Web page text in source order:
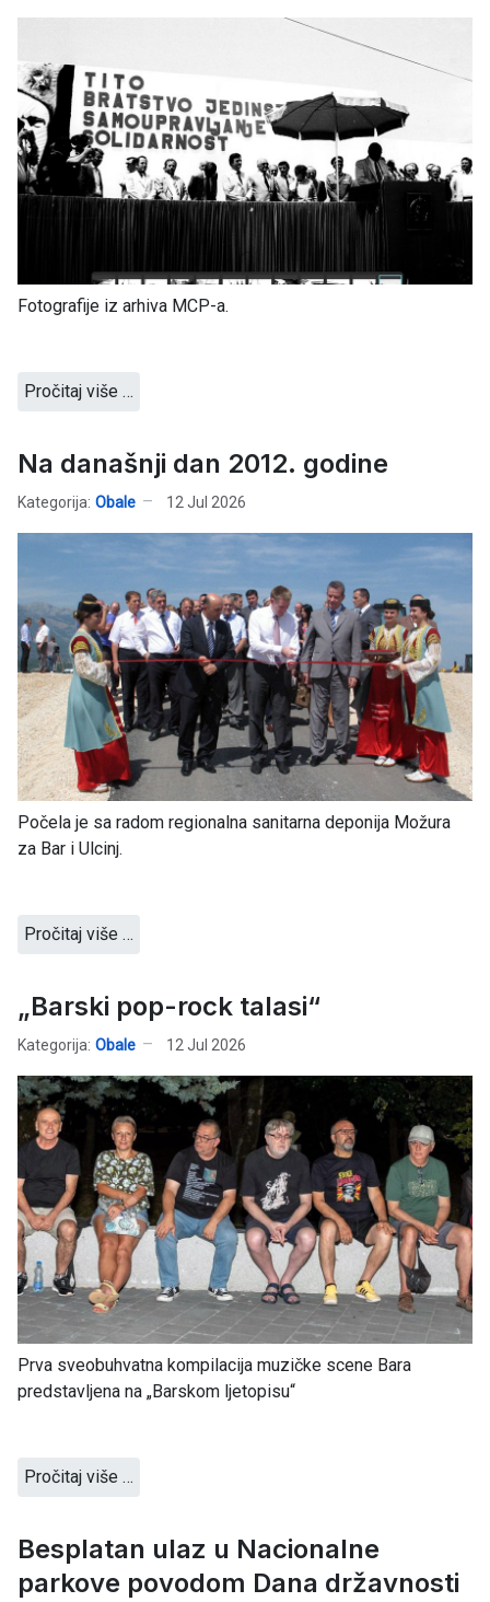
Fotografije iz arhiva MCP-a.
Pročitaj više …
Na današnji dan 2012. godine
Kategorija: Obale 12 Jul 2026
Počela je sa radom regionalna sanitarna deponija Možura
za Bar i Ulcinj.
Pročitaj više …
„Barski pop-rock talasi“
Kategorija: Obale 12 Jul 2026
Prva sveobuhvatna kompilacija muzičke scene Bara
predstavljena na „Barskom ljetopisu“
Pročitaj više …
Besplatan ulaz u Nacionalne
parkove povodom Dana državnosti